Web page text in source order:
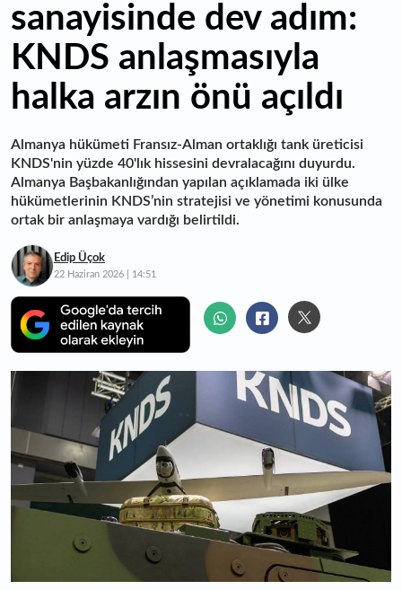
sanayisinde dev adım:
KNDS anlaşmasıyla
halka arzın önü açıldı
Almanya hükümeti Fransız-Alman ortaklığı tank üreticisi
KNDS'nin yüzde 40'lık hissesini devralacağını duyurdu.
Almanya Başbakanlığından yapılan açıklamada iki ülke
hükümetlerinin KNDS’nin stratejisi ve yönetimi konusunda
ortak bir anlaşmaya vardığı belirtildi.
Edip Üçok
22 Haziran 2026 | 14:51